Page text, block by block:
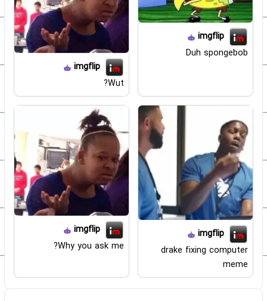
imgflip
Duh spongebob
imgflip
Wut?
imgflip
drake fixing computer
meme
imgflip
Why you ask me?